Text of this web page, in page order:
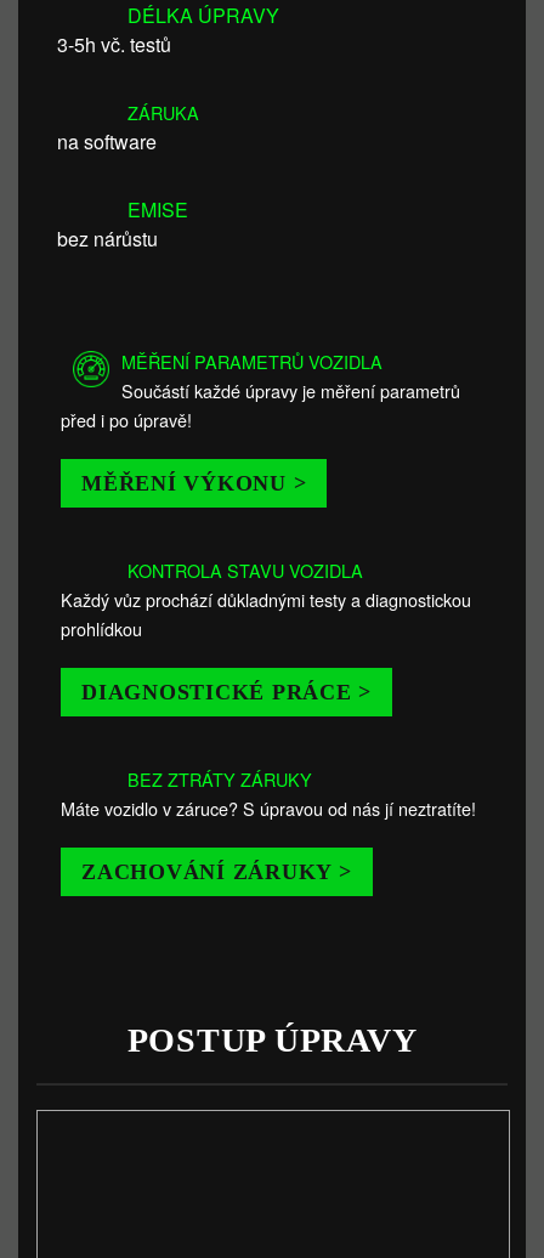
DÉLKA ÚPRAVY
3-5h vč. testů
ZÁRUKA
na software
EMISE
bez nárůstu
MĚŘENÍ PARAMETRŮ VOZIDLA
Součástí každé úpravy je měření parametrů
před i po úpravě!
MĚŘENÍ VÝKONU >
KONTROLA STAVU VOZIDLA
Každý vůz prochází důkladnými testy a diagnostickou
prohlídkou
DIAGNOSTICKÉ PRÁCE >
BEZ ZTRÁTY ZÁRUKY
Máte vozidlo v záruce? S úpravou od nás jí neztratíte!
ZACHOVÁNÍ ZÁRUKY >
POSTUP ÚPRAVY